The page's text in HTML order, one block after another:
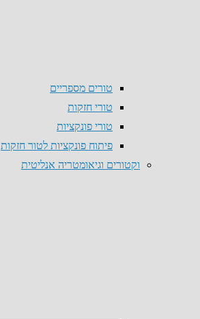
טורים מספריים
טורי חזקות
טורי פונקציות
פיתוח פונקציות לטור חזקות
וקטורים וגיאומטריה אנליטית